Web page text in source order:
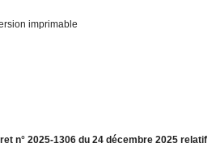
imprimable
n° 2025-1306 du 24 décembre 2025 relatif